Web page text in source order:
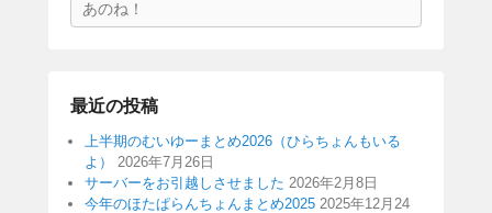
索
最近の投稿
上半期のむいゆーまとめ2026（ひらちょんもいる
よ）
2026年7月26日
サーバーをお引越しさせました 2026年2月8日
今年のほたぱらんちょんまとめ2025 2025年12月24